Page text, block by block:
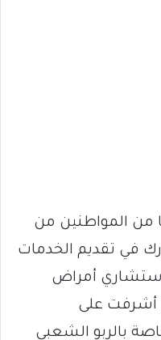
المواطنين من
في تقديم الخدمات
أمراض
أشرفت على
بالربو الشعبي